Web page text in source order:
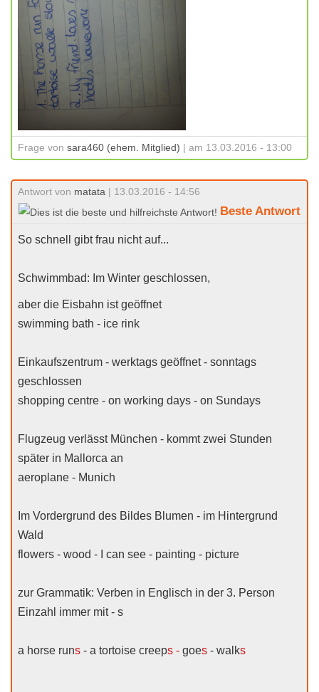
Frage von sara460 (ehem. Mitglied) | am 13.03.2016 - 13:00
Antwort von matata | 13.03.2016 - 14:56
Beste Antwort
So schnell gibt frau nicht auf...
Schwimmbad: Im Winter geschlossen,
aber die Eisbahn ist geöffnet
swimming bath - ice rink
Einkaufszentrum - werktags geöffnet - sonntags
geschlossen
shopping centre - on working days - on Sundays
Flugzeug verlässt München - kommt zwei Stunden
später in Mallorca an
aeroplane - Munich
Im Vordergrund des Bildes Blumen - im Hintergrund
Wald
flowers - wood - I can see - painting - picture
zur Grammatik: Verben in Englisch in der 3. Person
Einzahl immer mit - s
a horse runs - a tortoise creeps - goes - walks